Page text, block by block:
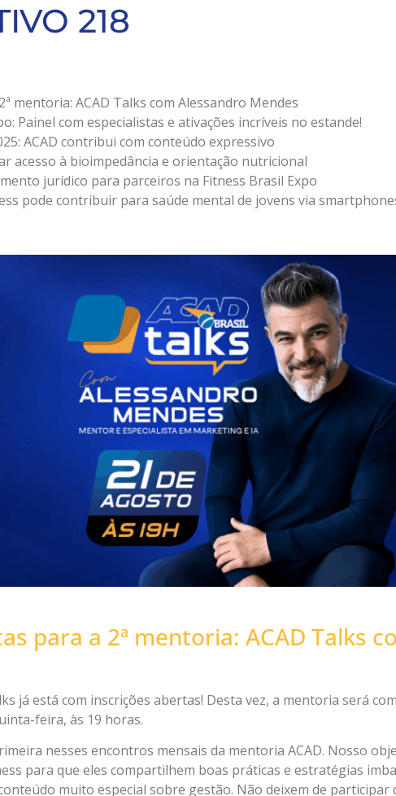
218
mentoria: ACAD Talks com Alessandro Mendes
Painel com especialistas e ativações incríveis no estande!
ACAD contribui com conteúdo expressivo
acesso à bioimpedância e orientação nutricional
jurídico para parceiros na Fitness Brasil Expo
pode contribuir para saúde mental de jovens via
para a 2ª mentoria: ACAD Talks
já está com inscrições abertas! Desta vez, a mentoria será
feira, às 19 horas.
nesses encontros mensais da mentoria ACAD. Nosso
para que eles compartilhem boas práticas e estratégias
muito especial sobre gestão. Não deixem de participar